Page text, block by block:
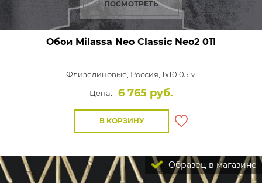
ПОСМОТРЕТЬ
Обои Milassa Neo Classic Neo2 011
Флизелиновые, Россия, 1x10,05 м
Цена:
6 765 руб.
В КОРЗИНУ
Образец в магазине